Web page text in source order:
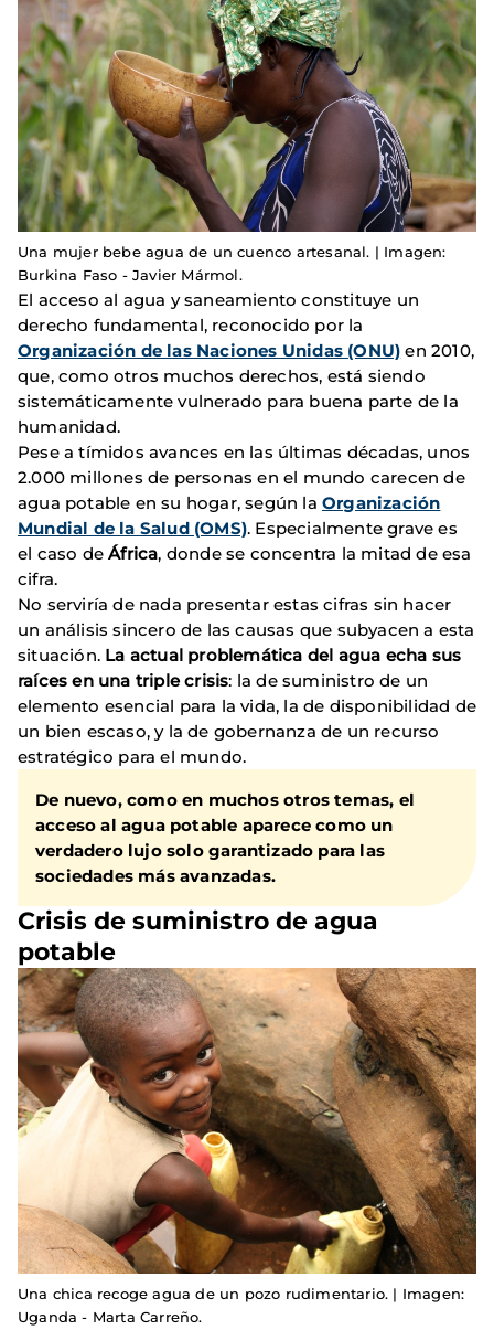
Una mujer bebe agua de un cuenco artesanal. | Imagen:
Burkina Faso - Javier Mármol.
El acceso al agua y saneamiento constituye un
derecho fundamental, reconocido por la
Organización de las Naciones Unidas (ONU) en 2010,
que, como otros muchos derechos, está siendo
sistemáticamente vulnerado para buena parte de la
humanidad.
Pese a tímidos avances en las últimas décadas, unos
2.000 millones de personas en el mundo carecen de
agua potable en su hogar, según la Organización
Mundial de la Salud (OMS). Especialmente grave es
el caso deÁfrica, donde se concentra la mitad de esa
cifra.
No serviría de nada presentar estas cifras sin hacer
un análisis sincero de las causas que subyacen a esta
situación. La actual problemática del agua echa sus
raíces en una triple crisis: la de suministro de un
elemento esencial para la vida, la de disponibilidad de
un bien escaso, y la de gobernanza de un recurso
estratégico para el mundo.
De nuevo, como en muchos otros temas, el
acceso al agua potable aparece como un
verdadero lujo solo garantizado para las
sociedades más avanzadas.
Crisis de suministro de agua
potable
Una chica recoge agua de un pozo rudimentario. | Imagen:
Uganda - Marta Carreño.